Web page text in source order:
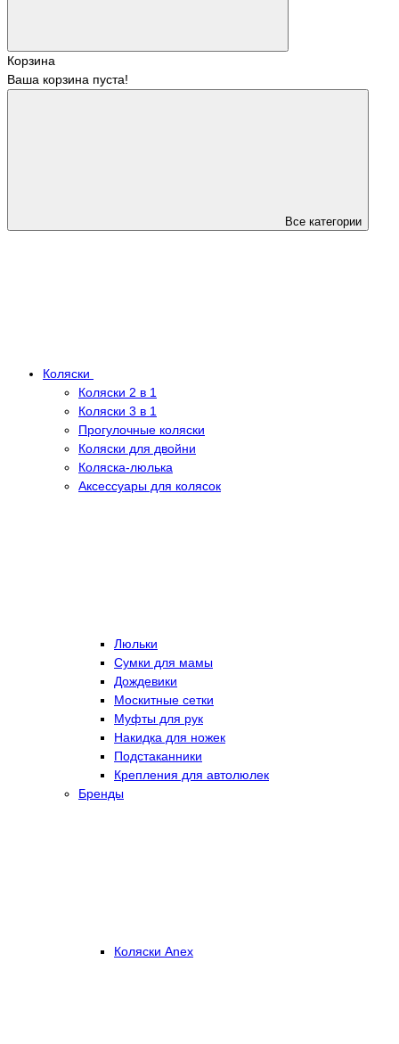
Корзина
Ваша корзина пуста!
Все категории
Коляски
Коляски 2 в 1
Коляски 3 в 1
Прогулочные коляски
Коляски для двойни
Коляска-люлька
Аксессуары для колясок
Люльки
Сумки для мамы
Дождевики
Москитные сетки
Муфты для рук
Накидка для ножек
Подстаканники
Крепления для автолюлек
Бренды
Коляски Anex